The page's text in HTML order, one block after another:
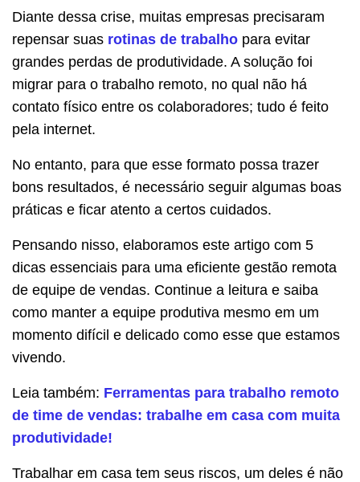
Diante dessa crise, muitas empresas precisaram
repensar suas rotinas de trabalho para evitar
grandes perdas de produtividade. A solução foi
migrar para o trabalho remoto, no qual não há
contato físico entre os colaboradores; tudo é feito
pela internet.
No entanto, para que esse formato possa trazer
bons resultados, é necessário seguir algumas boas
práticas e ficar atento a certos cuidados.
Pensando nisso, elaboramos este artigo com 5
dicas essenciais para uma eficiente gestão remota
de equipe de vendas. Continue a leitura e saiba
como manter a equipe produtiva mesmo em um
momento difícil e delicado como esse que estamos
vivendo.
Leia também: Ferramentas para trabalho remoto
de time de vendas: trabalhe em casa com muita
produtividade!
Trabalhar em casa tem seus riscos, um deles é não